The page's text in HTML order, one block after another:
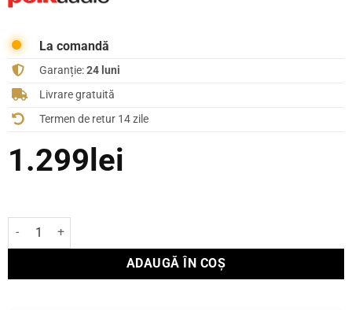
La comandă
Garanție:24 luni
Livrare gratuită
Termen de retur 14 zile
1.299lei
Cantitate Soundbar Polk Audio and Subwoofer System SIGNA S3
ADAUGĂ ÎN COȘ